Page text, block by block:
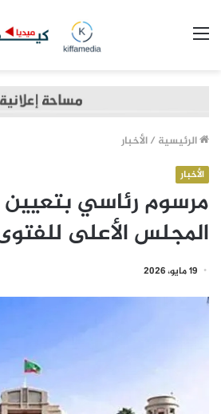
الرئيسية /الأخبار
الأخبار
مرسوم رئاسي
المجلس الأعلى
19 مايو، 2026